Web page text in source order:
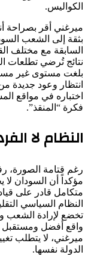
الكواليس.
ميرغني أقر بصراحة
بثقة إلى الشعب
السابقة مع مختلف
نتائج تُرضي تطلعات
بلغت مستوى غير
انتظار وعود
اختباره في مواقع
فكرة “المنقذ”.
النظام لا
رغم قتامة الصورة،
مؤكداً أن السودان لا
متكامل قادر على
النظام السياسي
تخضع لإرادة الشعب
واقع أفضل ومستقبل
ميرغني، لا يتطلب
الدولة نفسها.